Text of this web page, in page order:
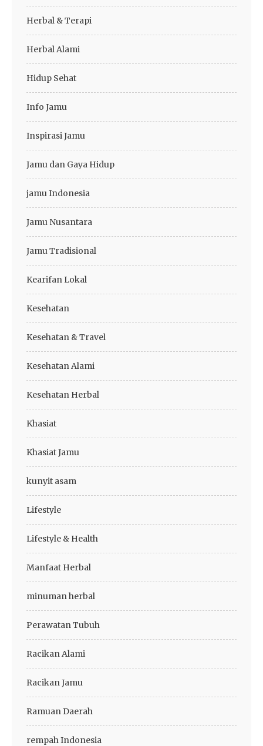
Herbal & Terapi
Herbal Alami
Hidup Sehat
Info Jamu
Inspirasi Jamu
Jamu dan Gaya Hidup
jamu Indonesia
Jamu Nusantara
Jamu Tradisional
Kearifan Lokal
Kesehatan
Kesehatan & Travel
Kesehatan Alami
Kesehatan Herbal
Khasiat
Khasiat Jamu
kunyit asam
Lifestyle
Lifestyle & Health
Manfaat Herbal
minuman herbal
Perawatan Tubuh
Racikan Alami
Racikan Jamu
Ramuan Daerah
rempah Indonesia